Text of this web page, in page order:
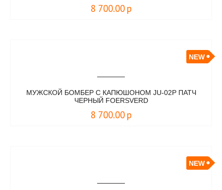
8 700.00 р
NEW
МУЖСКОЙ БОМБЕР С КАПЮШОНОМ JU-02P ПАТЧ
ЧЕРНЫЙ FOERSVERD
8 700.00 р
NEW